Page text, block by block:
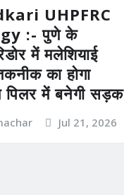
UHPFRC
:- पुणे के
में मलेशियाई
का होगा
में बनेगी सड़क
Jul 21, 2026